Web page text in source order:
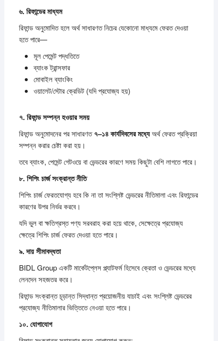
৬.রিফান্ডেরমাধ্যম
রিফান্ড অনুমোদিত হলে অর্থ সাধারণত নিচের যেকোনো মাধ্যমে ফেরত দেওয়া
হতে পারে—
মূল পেমেন্ট পদ্ধতিতে
ব্যাংক ট্রান্সফার
মোবাইল ব্যাংকিং
ওয়ালেট/স্টোর ক্রেডিট (যদি প্রযোজ্য হয়)
৭.রিফান্ডসম্পন্নহওয়ারসময়
রিফান্ড অনুমোদনের পর সাধারণত৭–১৪কার্যদিবসেরমধ্যেঅর্থ ফেরত প্রক্রিয়া
সম্পন্ন করার চেষ্টা করা হয়।
তবে ব্যাংক, পেমেন্ট গেটওয়ে বা ভেন্ডরের কারণে সময় কিছুটা বেশি লাগতে পারে।
৮.শিপিংচার্জসংক্রান্তনীতি
শিপিং চার্জ ফেরতযোগ্য হবে কি না তা সংশ্লিষ্ট ভেন্ডরের নীতিমালা এবং রিফান্ডের
কারণের উপর নির্ভর করবে।
যদি ভুল বা ক্ষতিগ্রস্ত পণ্য সরবরাহ করা হয়ে থাকে, সেক্ষেত্রে প্রযোজ্য
ক্ষেত্রে শিপিং চার্জ ফেরত দেওয়া হতে পারে।
৯.দায়সীমাবদ্ধতা
BIDL Group একটি মার্কেটপ্লেস প্ল্যাটফর্ম হিসেবে ক্রেতা ও ভেন্ডরের মধ্যে
লেনদেন সহজতর করে।
রিফান্ড সংক্রান্ত চূড়ান্ত সিদ্ধান্ত প্রয়োজনীয় যাচাই এবং সংশ্লিষ্ট ভেন্ডরের
প্রযোজ্য নীতিমালার ভিত্তিতে নেওয়া হতে পারে।
১০.যোগাযোগ